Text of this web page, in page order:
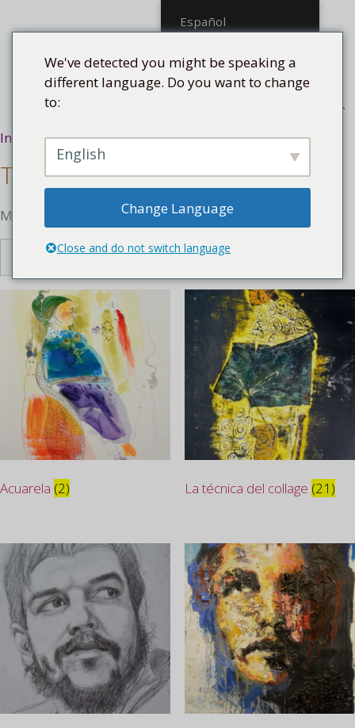
al
Menú
Inicio / Tecnología
Tecnología
Mostrando 1–16 de 136 resultados
Acuarela (2) La técnica del collage (21)
Español
We've detected you might be speaking a
different language. Do you want to change
to:
English
Change Language
Close and do not switch language